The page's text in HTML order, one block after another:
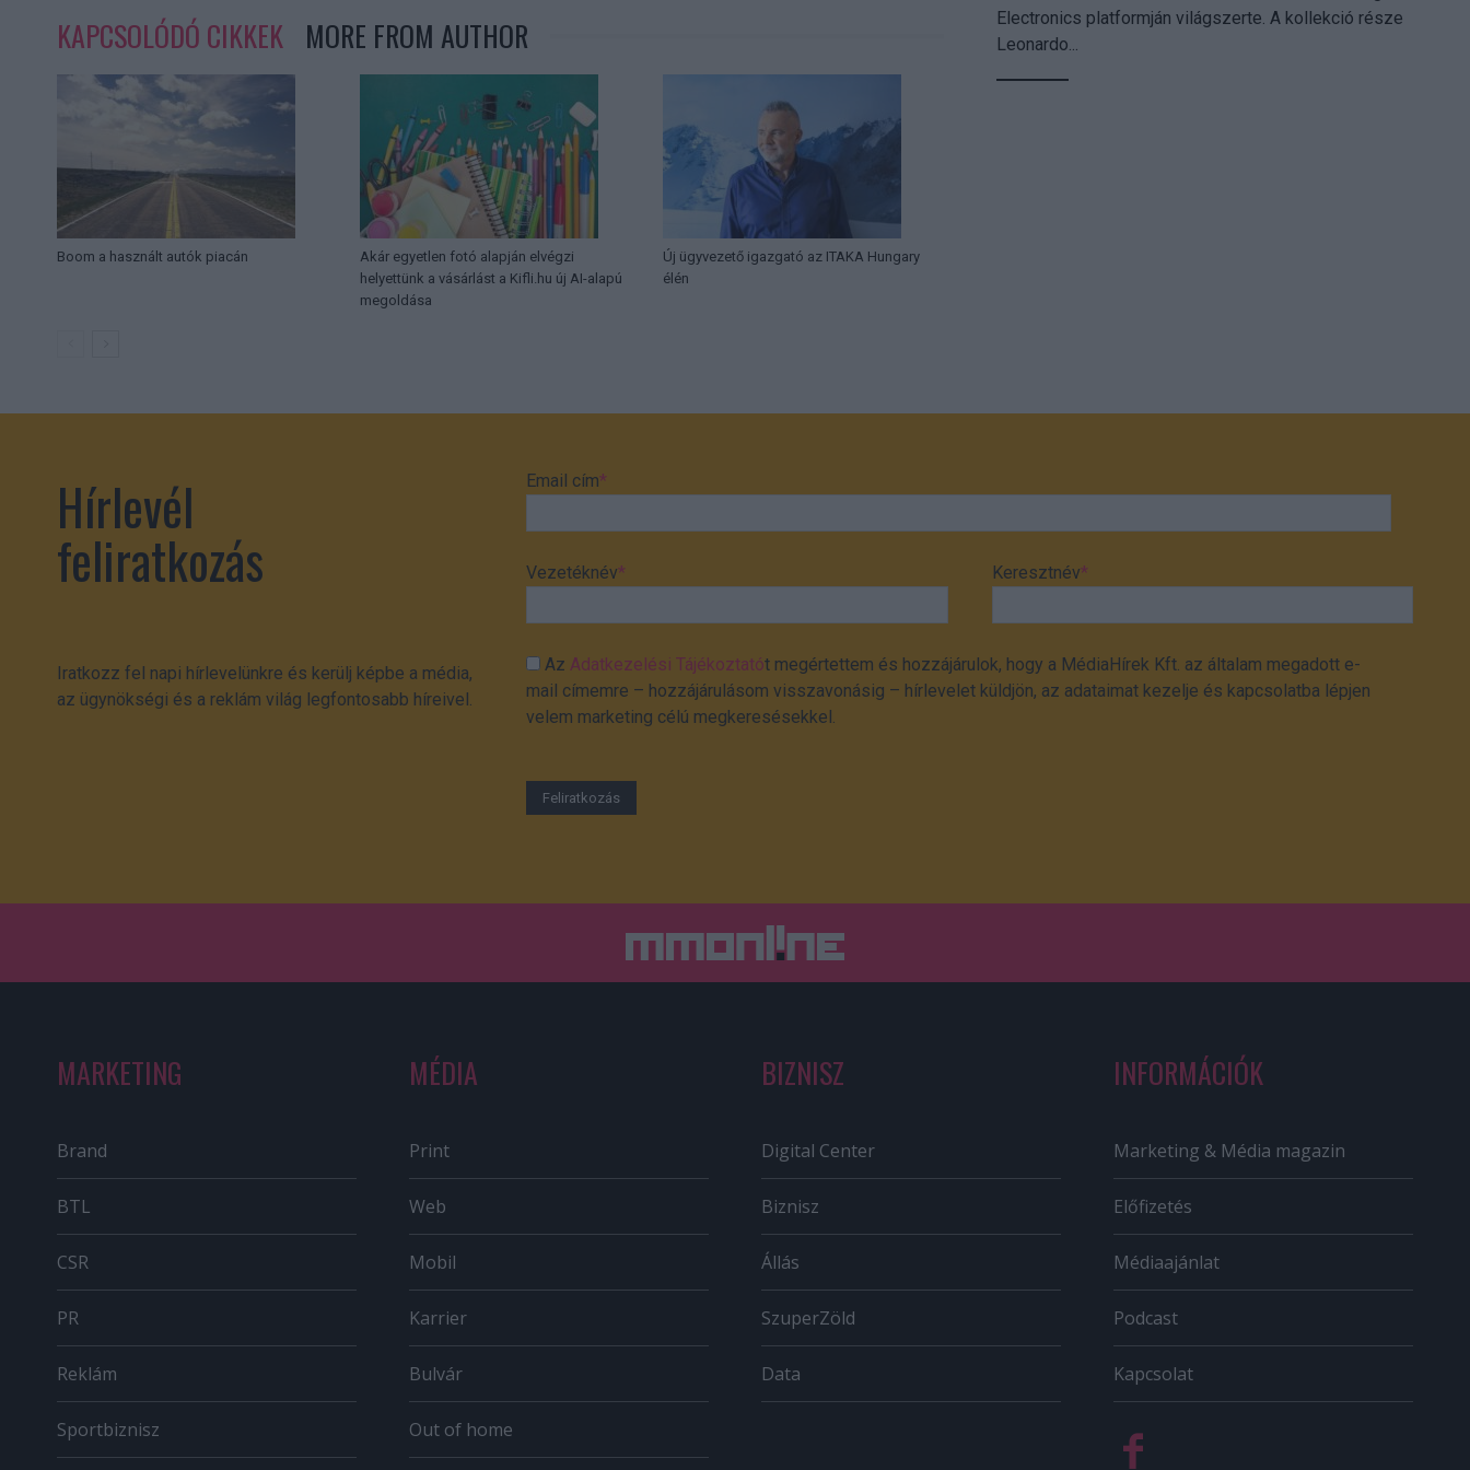
KAPCSOLÓDÓ CIKKEK MORE FROM AUTHOR
Boom a használt autók piacán
Akár egyetlen fotó alapján elvégzi
helyettünk a vásárlást a Kifli.hu új AI-alapú
megoldása
Új ügyvezető igazgató az ITAKA Hungary
élén
Electronics platformján világszerte. A kollekció része
Leonardo...
Hírlevél
feliratkozás
Iratkozz fel napi hírlevelünkre és kerülj képbe a média,
az ügynökségi és a reklám világ legfontosabb híreivel.
Email cím*
Vezetéknév* Keresztnév*
AzAdatkezelési Tájékoztatót megértettem és hozzájárulok, hogy a MédiaHírek Kft. az általam megadott e-
mail címemre – hozzájárulásom visszavonásig – hírlevelet küldjön, az adataimat kezelje és kapcsolatba lépjen
velem marketing célú megkeresésekkel.
MARKETING
Brand
BTL
CSR
PR
Reklám
Sportbiznisz
MÉDIA
Print
Web
Mobil
Karrier
Bulvár
Out of home
BIZNISZ
Digital Center
Biznisz
Állás
SzuperZöld
Data
INFORMÁCIÓK
Marketing & Média magazin
Előfizetés
Médiaajánlat
Podcast
Kapcsolat